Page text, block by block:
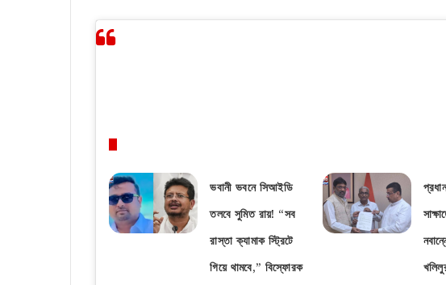
ভবানী ভবনে সিআইডি
তলবে সুমিত রায়! “সব
রাস্তা ক্যামাক স্ট্রিটে
গিয়ে থামবে,” বিস্ফোরক